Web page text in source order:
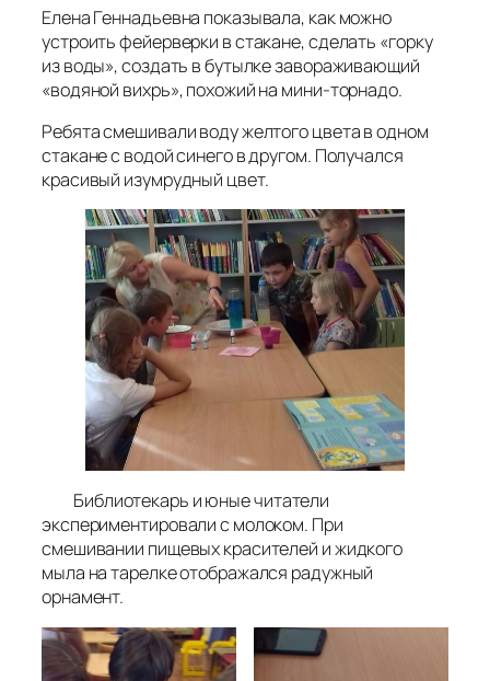
Елена Геннадьевна показывала, как можно
устроить фейерверки в стакане, сделать «горку
из воды», создать в бутылке завораживающий
«водяной вихрь», похожий на мини-торнадо.
Ребята смешивали воду желтого цвета в одном
стакане с водой синего в другом. Получался
красивый изумрудный цвет.
Библиотекарь и юные читатели
экспериментировали с молоком. При
смешивании пищевых красителей и жидкого
мыла на тарелке отображался радужный
орнамент.